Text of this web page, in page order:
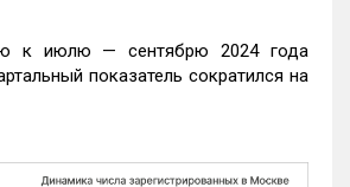
к июлю — сентябрю 2024 года
показатель сократился на